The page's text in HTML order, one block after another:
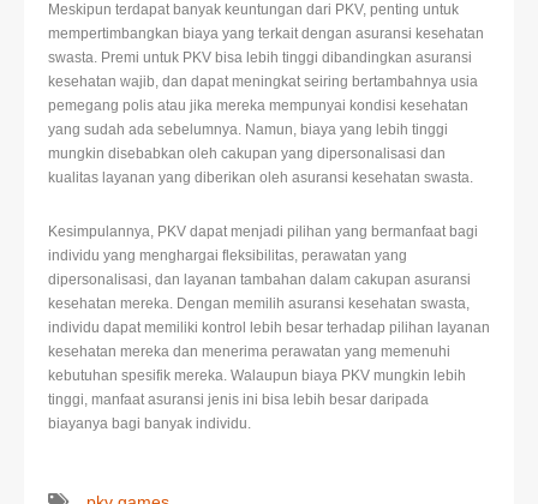
Meskipun terdapat banyak keuntungan dari PKV, penting untuk
mempertimbangkan biaya yang terkait dengan asuransi kesehatan
swasta. Premi untuk PKV bisa lebih tinggi dibandingkan asuransi
kesehatan wajib, dan dapat meningkat seiring bertambahnya usia
pemegang polis atau jika mereka mempunyai kondisi kesehatan
yang sudah ada sebelumnya. Namun, biaya yang lebih tinggi
mungkin disebabkan oleh cakupan yang dipersonalisasi dan
kualitas layanan yang diberikan oleh asuransi kesehatan swasta.
Kesimpulannya, PKV dapat menjadi pilihan yang bermanfaat bagi
individu yang menghargai fleksibilitas, perawatan yang
dipersonalisasi, dan layanan tambahan dalam cakupan asuransi
kesehatan mereka. Dengan memilih asuransi kesehatan swasta,
individu dapat memiliki kontrol lebih besar terhadap pilihan layanan
kesehatan mereka dan menerima perawatan yang memenuhi
kebutuhan spesifik mereka. Walaupun biaya PKV mungkin lebih
tinggi, manfaat asuransi jenis ini bisa lebih besar daripada
biayanya bagi banyak individu.